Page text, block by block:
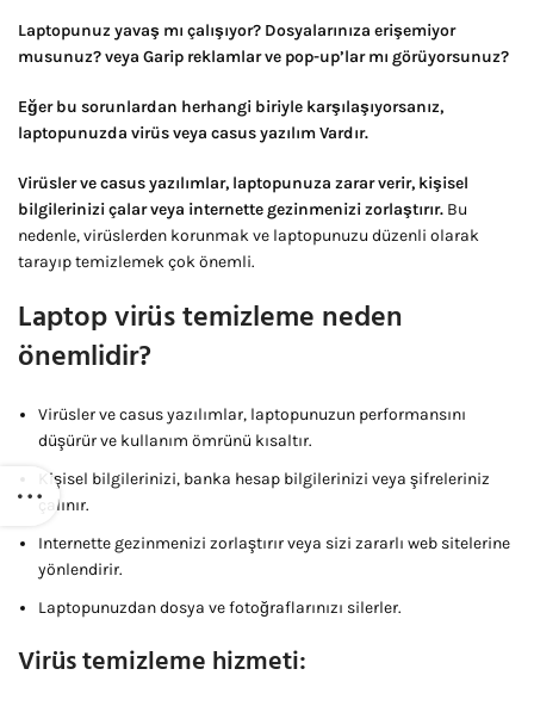
Laptopunuz yavaş mı çalışıyor? Dosyalarınıza erişemiyor
musunuz? veya Garip reklamlar ve pop-up’lar mı görüyorsunuz?
Eğer bu sorunlardan herhangi biriyle karşılaşıyorsanız,
laptopunuzda virüs veya casus yazılım Vardır.
Virüsler ve casus yazılımlar, laptopunuza zarar verir, kişisel
bilgilerinizi çalar veya internette gezinmenizi zorlaştırır. Bu
nedenle, virüslerden korunmak ve laptopunuzu düzenli olarak
tarayıp temizlemek çok önemli.
Laptop virüs temizleme neden
önemlidir?
Virüsler ve casus yazılımlar, laptopunuzun performansını
düşürür ve kullanım ömrünü kısaltır.
Kişisel bilgilerinizi, banka hesap bilgilerinizi veya şifreleriniz
çalınır.
Internette gezinmenizi zorlaştırır veya sizi zararlı web sitelerine
yönlendirir.
Laptopunuzdan dosya ve fotoğraflarınızı silerler.
Virüs temizleme hizmeti: